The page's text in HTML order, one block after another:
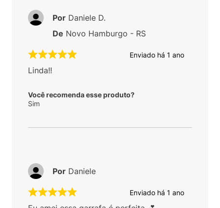
Enviado há 1 ano
Linda!!
Você recomenda esse produto?
Sim
Por Daniele D.
De Novo Hamburgo - RS
Enviado há 1 ano
Por Daniele